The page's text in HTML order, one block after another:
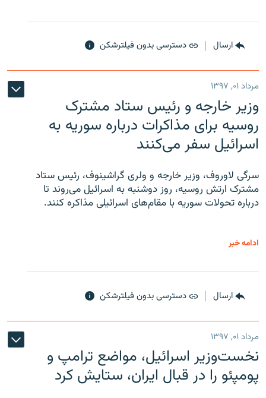
ارسال دسترسی بدون فیلترشکن
مرداد ۰۱, ۱۳۹۷
وزیر خارجه و رئیس‌ ستاد مشترک
روسیه برای مذاکرات درباره سوریه به
اسرائیل سفر می‌کنند
سرگی لاوروف، وزیر خارجه و ولری گراشینوف، رئیس ستاد
مشترک ارتش روسیه، روز دوشنبه به اسرائیل می‌روند تا
درباره تحولات سوریه با مقام‌های اسرائیلی مذاکره کنند.
ادامه خبر
ارسال دسترسی بدون فیلترشکن
مرداد ۰۱, ۱۳۹۷
نخست‌وزیر اسرائیل، مواضع ترامپ و
پومپئو را در قبال ایران، ستایش کرد